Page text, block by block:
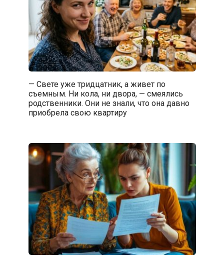
— Свете уже тридцатник, а живет по
съемным. Ни кола, ни двора, — смеялись
родственники. Они не знали, что она давно
приобрела свою квартиру